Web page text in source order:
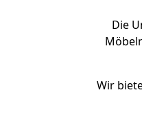
Die
Wir